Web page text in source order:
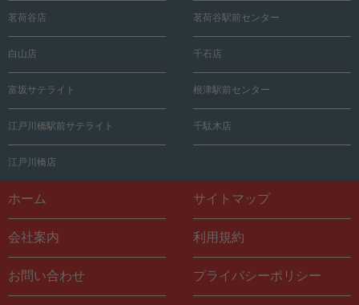
茗荷谷店 茗荷谷駅前センター
白山店 千石店
富坂サテライト 根津駅前センター
江戸川橋駅前サテライト 千駄木店
江戸川橋店
ホーム サイトマップ
会社案内 利用規約
お問い合わせ プライバシーポリシー